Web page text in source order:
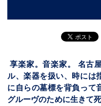
享楽家。音楽家。 名古
ル、楽器を扱い、時には
に自らの墓標を背負って
グルーヴのために生きて